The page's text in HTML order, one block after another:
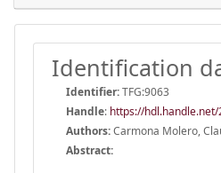
Identification
Identifier:TFG:9063
Handle: https://
Authors:Carmona Molero,
Abstract: